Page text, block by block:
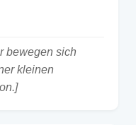
bewegen sich
kleinen